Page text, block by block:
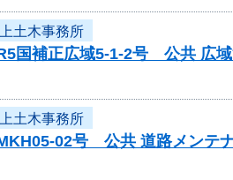
土木事務所
国補正広域5-1-2号 公共 広
土木事務所
02号 公共 道路メンテ